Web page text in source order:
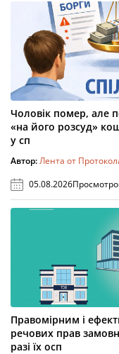
Чоловік помер, але
«на його розсуд»
у сп
Автор:Лента от
05.08.2026
Правомірним і
речових прав
разі їх осп